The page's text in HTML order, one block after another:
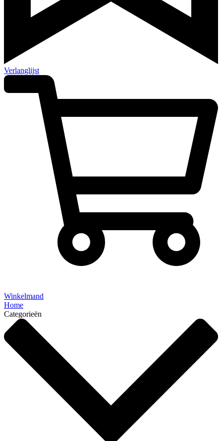
Verlanglijst
Winkelmand
Home
Categorieën